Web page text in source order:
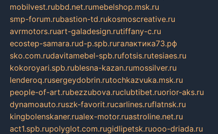
mobilvest.rubbd.net.rumebelshop.msk.ru
smp-forum.rubastion-td.rukosmoscreative.ru
avrmotors.ruart-galadesign.rutiffany-c.ru
ecostep-samara.rud-p.spb.ruгалактика73.рф
sko.com.rudavitamebel-spb.rufotsis.rutesiaes.ru
kokoroyari.spb.rublesna-kazan.rumossilver.ru
lenderoq.rusergeydobrin.rutochkazvuka.msk.ru
people-of-art.rubezzubova.ruclubtibet.ruorior-aks.ru
dynamoauto.ruszk-favorit.rucarlines.ruflatnsk.ru
kingbolenskaner.rualex-motor.ruastroline.net.ru
act1.spb.rupolyglot.com.rugidlipetsk.ruooo-driada.ru